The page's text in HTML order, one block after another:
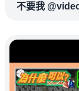
不要我